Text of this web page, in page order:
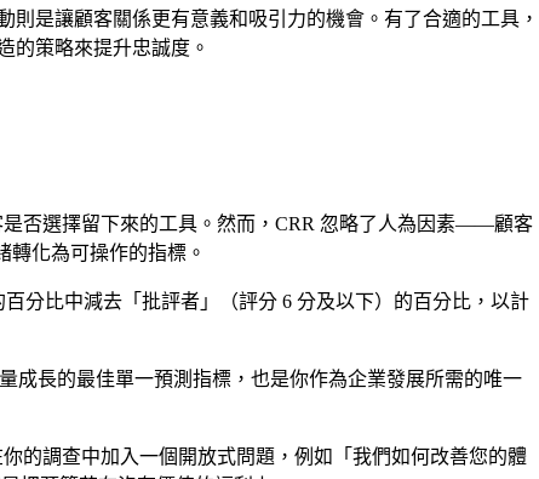
是讓顧客關係更有意義和吸引力的機會。有了合適的工具，
的策略來提升忠誠度。
是否選擇留下來的工具。然而，CRR 忽略了人為因素——顧客
轉化為可操作的指標。
分比中減去「批評者」（評分 6 分及以下）的百分比，以計
成長的最佳單一預測指標，也是你作為企業發展所需的唯一
的調查中加入一個開放式問題，例如「我們如何改善您的體